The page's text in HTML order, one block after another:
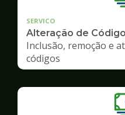
SERVICO
Alteração de
Inclusão, remoção e
códigos